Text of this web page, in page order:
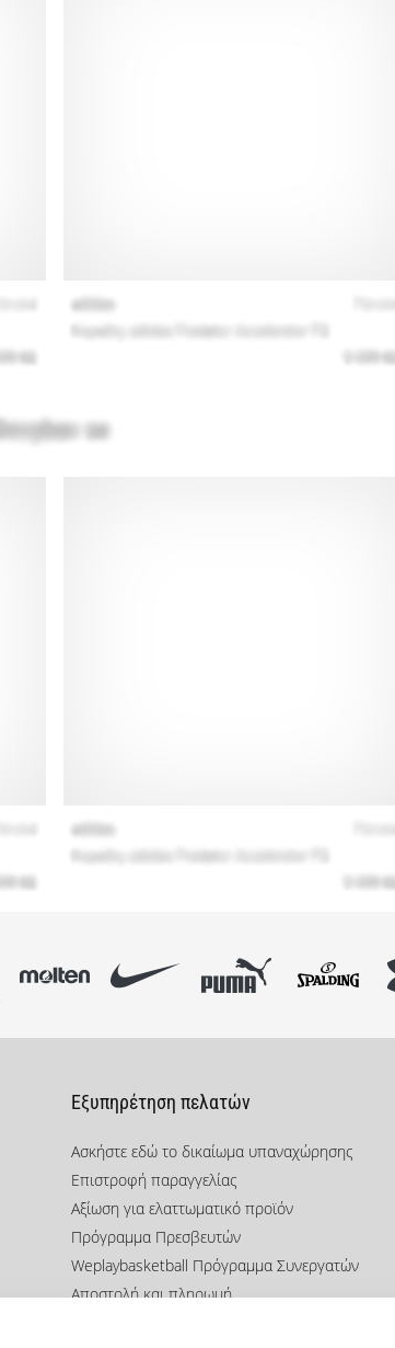
Εξυπηρέτηση πελατών
Ασκήστε εδώ το δικαίωμα υπαναχώρησης
Επιστροφή παραγγελίας
Αξίωση για ελαττωματικό προϊόν
Πρόγραμμα Πρεσβευτών
Weplaybasketball Πρόγραμμα Συνεργατών
Αποστολή και πληρωμή